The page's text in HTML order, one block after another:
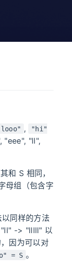
, "hi"
"eee", "ll",
和 S 相同，
母组（包含字
同样的方法
"ll" -> "lllll" 以
因为可以对
= S 。